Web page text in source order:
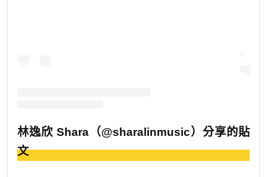
林逸欣 Shara（@sharalinmusic）分享的貼
文